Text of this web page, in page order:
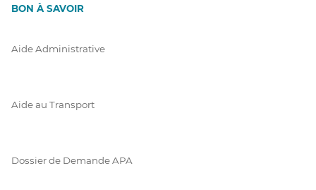
BON À SAVOIR
Aide Administrative
Aide au Transport
Dossier de Demande APA